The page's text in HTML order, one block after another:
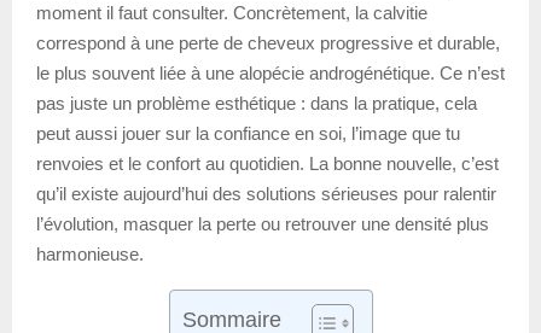
moment il faut consulter. Concrètement, la calvitie
correspond à une perte de cheveux progressive et durable,
le plus souvent liée à une alopécie androgénétique. Ce n’est
pas juste un problème esthétique : dans la pratique, cela
peut aussi jouer sur la confiance en soi, l’image que tu
renvoies et le confort au quotidien. La bonne nouvelle, c’est
qu’il existe aujourd’hui des solutions sérieuses pour ralentir
l’évolution, masquer la perte ou retrouver une densité plus
harmonieuse.
Sommaire